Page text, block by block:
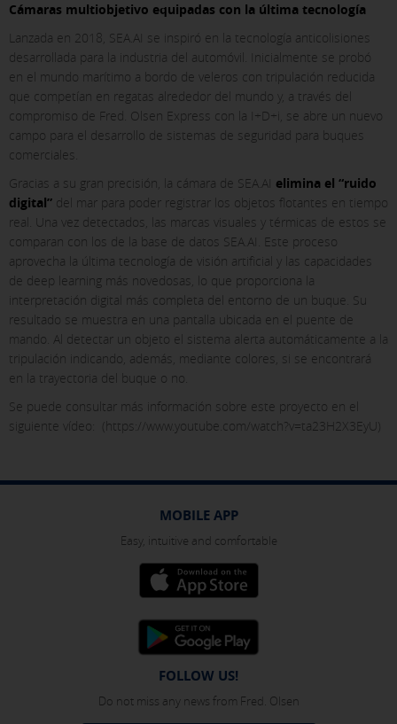
Cámaras multiobjetivo equipadas con la última tecnología
Lanzada en 2018, SEA.AI se inspiró en la tecnología anticolisiones
desarrollada para la industria del automóvil. Inicialmente se probó
en el mundo marítimo a bordo de veleros con tripulación reducida
que competían en regatas alrededor del mundo y, a través del
compromiso de Fred. Olsen Express con la I+D+i, se abre un nuevo
campo para el desarrollo de sistemas de seguridad para buques
comerciales.
Gracias a su gran precisión, la cámara de SEA.AI elimina el “ruido
digital” del mar para poder registrar los objetos flotantes en tiempo
real. Una vez detectados, las marcas visuales y térmicas de estos se
comparan con los de la base de datos SEA.AI. Este proceso
aprovecha la última tecnología de visión artificial y las capacidades
de deep learning más novedosas, lo que proporciona la
interpretación digital más completa del entorno de un buque. Su
resultado se muestra en una pantalla ubicada en el puente de
mando. Al detectar un objeto el sistema alerta automáticamente a la
tripulación indicando, además, mediante colores, si se encontrará
en la trayectoria del buque o no.
Se puede consultar más información sobre este proyecto en el
siguiente vídeo: (https://www.youtube.com/watch?v=ta23H2X3EyU)
MOBILE APP
Easy, intuitive and comfortable
FOLLOW US!
Do not miss any news from Fred. Olsen
the bottom of the page. You can also check our cookie policy